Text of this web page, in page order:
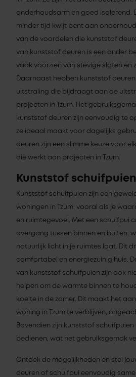
onderhoudsarm en goed isolerend.
minder tijd kwijt bent aan
van de voordelen die kunststof
van kunststof deuren is een ander
vaak voorzien van stevige sloten en
Daarnaast hebben kunststof
uitstraling die bijdraagt aan de
projecten in Tzum. Het
kunststof deuren zijn eenvoudig te
ze ideaal maakt voor dagelijks
deuren zijn een slimme keuze voor
die werkt aan projecten in Tzum.
Kunststof schuifpuien
Kunststof schuifpuien zijn een
woningen in Tzum, vooral als je
en ruimtegevoel. Met een schuifpui
overgang tussen binnen en buiten,
natuurlijk licht in je ruimtes laat. Dit
comfortabel en energiezuinig huis.
van kunststof schuifpuien zijn ook
helpen om de warmte binnen te
koelte in de zomer. Dit maakt het
woning in Tzum te verblijven,
Bovendien zijn kunststof
bedienen, wat het gebruiksgemak
Ontdek de mogelijkheden en stel
deuren of schuifpui eenvoudig